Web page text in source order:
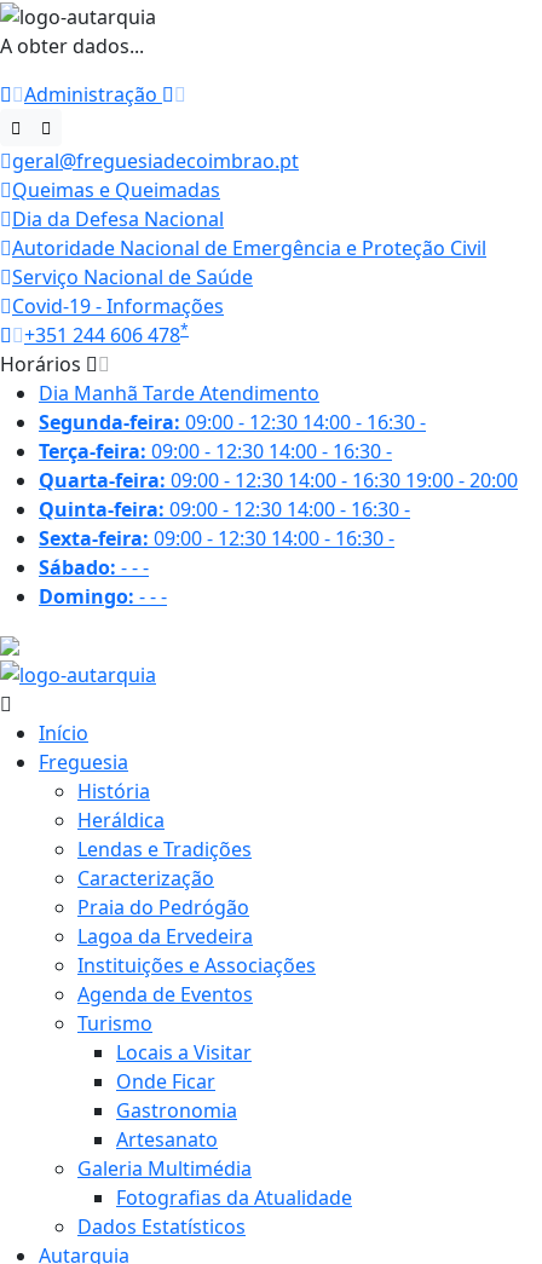
A obter dados...
Administração
geral@freguesiadecoimbrao.pt
Queimas e Queimadas
Dia da Defesa Nacional
Autoridade Nacional de Emergência e Proteção Civil
Serviço Nacional de Saúde
Covid-19 - Informações
+351 244 606 478*
Horários
Dia Manhã TardeAtendimento
Segunda-feira: 09:00 - 12:30 14:00 - 16:30-
Terça-feira: 09:00 - 12:30 14:00 - 16:30-
Quarta-feira: 09:00 - 12:30 14:00 - 16:30 19:00 - 20:00
Quinta-feira: 09:00 - 12:30 14:00 - 16:30-
Sexta-feira: 09:00 - 12:30 14:00 - 16:30-
Sábado: ---
Domingo: ---
Início
Freguesia
História
Heráldica
Lendas e Tradições
Caracterização
Praia do Pedrógão
Lagoa da Ervedeira
Instituições e Associações
Agenda de Eventos
Turismo
Locais a Visitar
Onde Ficar
Gastronomia
Artesanato
Galeria Multimédia
Fotografias da Atualidade
Dados Estatísticos
Autarquia